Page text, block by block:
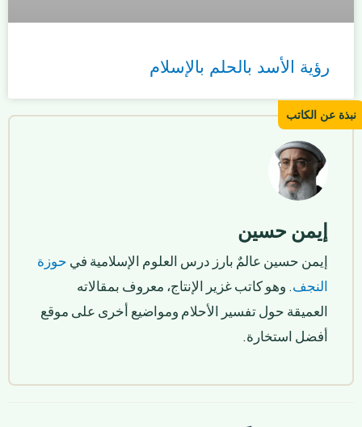
رؤية الأسد بالحلم بالإسلام
إيمن حسين
إيمن حسين عالمٌ بارز درس العلوم الإسلامية في حوزة
النجف. وهو كاتب غزير الإنتاج، معروف بمقالاته
العميقة حول تفسير الأحلام ومواضيع أخرى على موقع
أفضل استخارة.